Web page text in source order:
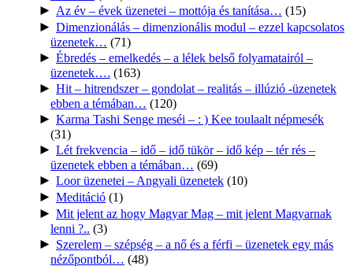
► Az év – évek üzenetei – mottója és tanítása… (15)
► Dimenzionálás – dimenzionális modul – ezzel kapcsolatos
üzenetek… (71)
► Ébredés – emelkedés – a lélek belső folyamatairól –
üzenetek…. (163)
► Hit – hitrendszer – gondolat – realitás – illúzió -üzenetek
ebben a témában… (120)
► Karma Tashi Senge meséi – : ) Kee toulaalt népmesék
(31)
► Lét frekvencia – idő – idő tükör – idő kép – tér rés –
üzenetek ebben a témában… (69)
► Loor üzenetei – Angyali üzenetek (10)
► Meditáció (1)
► Mit jelent az hogy Magyar Mag – mit jelent Magyarnak
lenni ?.. (3)
► Szerelem – szépség – a nő és a férfi – üzenetek egy más
nézőpontból… (48)